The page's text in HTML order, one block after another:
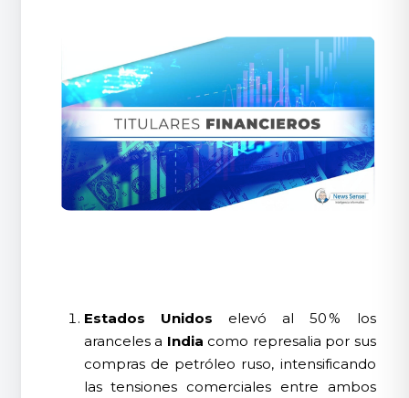
Estados Unidos elevó al 50 % los
aranceles a India como represalia por sus
compras de petróleo ruso, intensificando
las tensiones comerciales entre ambos